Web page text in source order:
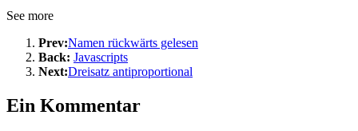
See more
Prev:Namen rückwärts gelesen
Back: Javascripts
Next:Dreisatz antiproportional
Ein Kommentar